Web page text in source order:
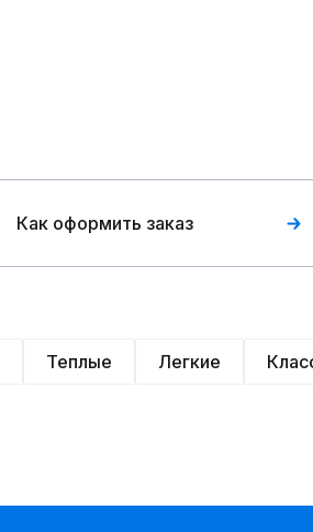
Как оформить заказ
Теплые Легкие